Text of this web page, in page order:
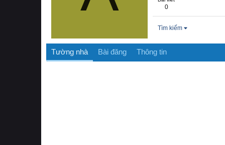
0
Tìm kiếm
Tường nhà Bài đăng Thông tin